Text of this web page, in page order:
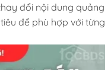
đổi nội dung quảng
để phù hợp với từng